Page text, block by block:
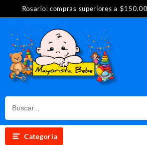
Rosario: compras superiores a
Categoría